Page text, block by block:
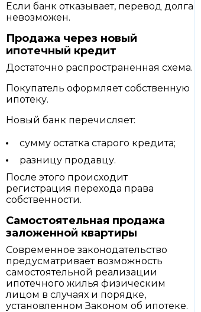
Если банк отказывает, перевод долга
невозможен.
Продажа через новый
ипотечный кредит
Достаточно распространенная схема.
Покупатель оформляет собственную
ипотеку.
Новый банк перечисляет:
сумму остатка старого кредита;
разницу продавцу.
После этого происходит
регистрация перехода права
собственности.
Самостоятельная продажа
заложенной квартиры
Современное законодательство
предусматривает возможность
самостоятельной реализации
ипотечного жилья физическим
лицом в случаях и порядке,
установленном Законом об ипотеке.